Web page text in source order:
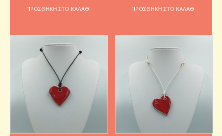
ΠΡΟΣΘΉΚΗ ΣΤΟ ΚΑΛΆΘΙ ΠΡΟΣΘΉΚΗ ΣΤΟ ΚΑΛΆΘΙ